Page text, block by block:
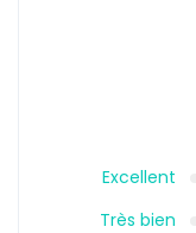
Excellent
Très bien